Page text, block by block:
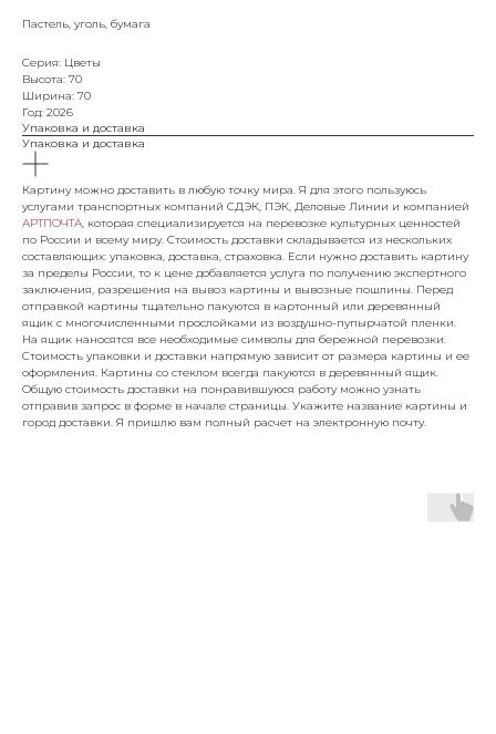
Пастель, уголь, бумага
Серия: Цветы
Высота: 70
Ширина: 70
Год: 2026
Упаковка и доставка
Упаковка и доставка
Картину можно доставить в любую точку мира. Я для этого пользуюсь
услугами транспортных компаний СДЭК, ПЭК, Деловые Линии и компанией
АРТПОЧТА, которая специализируется на перевозке культурных ценностей
по России и всему миру. Стоимость доставки складывается из нескольких
составляющих: упаковка, доставка, страховка. Если нужно доставить картину
за пределы России, то к цене добавляется услуга по получению экспертного
заключения, разрешения на вывоз картины и вывозные пошлины. Перед
отправкой картины тщательно пакуются в картонный или деревянный
ящик с многочисленными прослойками из воздушно-пупырчатой пленки.
На ящик наносятся все необходимые символы для бережной перевозки.
Стоимость упаковки и доставки напрямую зависит от размера картины и ее
оформления. Картины со стеклом всегда пакуются в деревянный ящик.
Общую стоимость доставки на понравившуюся работу можно узнать
отправив запрос в форме в начале страницы. Укажите название картины и
город доставки. Я пришлю вам полный расчет на электронную почту.